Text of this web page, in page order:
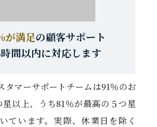
が満足の顧客サポート
間以内に対応します
タマーサポートチームは91％のお
以上、うち81％が最高の５つ星
ています。実際、休業日を除く